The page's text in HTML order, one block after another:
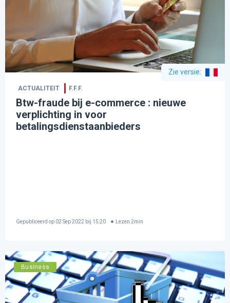
Zie versie:
ACTUALITEIT F.F.F.
Btw-fraude bij e-commerce : nieuwe
verplichting in voor
betalingsdienstaanbieders
Gepubliceerd op 02 Sep 2022 bij 15:20 Lezen 2min
Business